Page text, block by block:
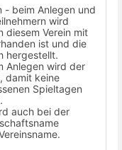
- beim Anlegen und
wird
diesem Verein mit
ist und die
hergestellt.
Anlegen wird der
damit keine
Spieltagen
auch bei der